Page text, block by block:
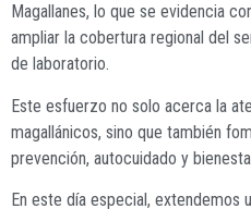
Magallanes, lo que se evidencia
ampliar la cobertura regional del
de laboratorio.
Este esfuerzo no solo acerca la
magallánicos, sino que también
prevención, autocuidado y
En este día especial, extendemos